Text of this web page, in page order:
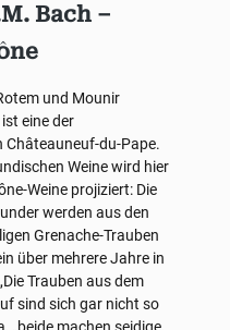
Bach –
und Mounir
eine der
Châteauneuf-du-Pape.
Weine wird hier
Weine projiziert: Die
werden aus den
Grenache-Trauben
über mehrere Jahre in
Trauben aus dem
sind sich gar nicht so